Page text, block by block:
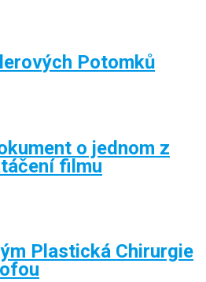
Potomků
o jednom z
filmu
Plastická Chirurgie